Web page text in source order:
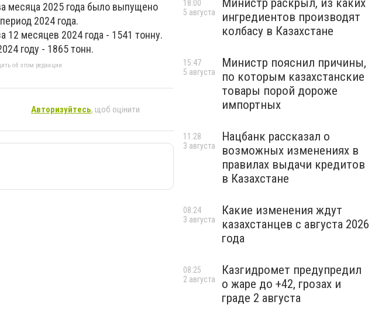
месяца 2025 года было выпущено
2024 года.
12 месяцев 2024 года - 1541 тонну.
году - 1865 тонн.
об этом редакции
Авторизуйтесь, щоб оцінити
Министр раскрыл, из каких
ингредиентов производят
колбасу в Казахстане
18:00
5 августа
Министр пояснил причины,
по которым казахстанские
товары порой дороже
импортных
15:47
5 августа
Нацбанк рассказал о
возможных изменениях в
правилах выдачи кредитов
в Казахстане
11:28
3 августа
Какие изменения ждут
казахстанцев с августа 2026
года
08:24
3 августа
Казгидромет предупредил
о жаре до +42, грозах и
граде 2 августа
08:25
2 августа